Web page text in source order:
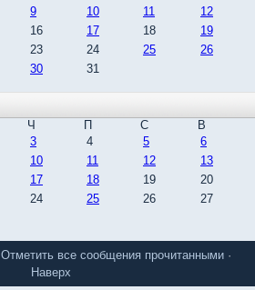
9 10 11
12
16 17 18
19
23 24 25
26
30 31
Ч П С
В
3 4 5
6
10 11 12
13
17 18 19
20
24 25 26
27
Отметить все сообщения прочитанными ·
Наверх